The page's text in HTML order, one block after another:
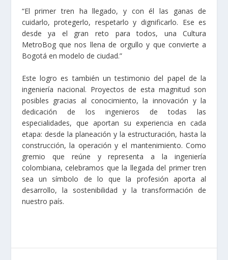
“El primer tren ha llegado, y con él las ganas de
cuidarlo, protegerlo, respetarlo y dignificarlo. Ese es
desde ya el gran reto para todos, una Cultura
MetroBog que nos llena de orgullo y que convierte a
Bogotá en modelo de ciudad.”
Este logro es también un testimonio del papel de la
ingeniería nacional. Proyectos de esta magnitud son
posibles gracias al conocimiento, la innovación y la
dedicación de los ingenieros de todas las
especialidades, que aportan su experiencia en cada
etapa: desde la planeación y la estructuración, hasta la
construcción, la operación y el mantenimiento. Como
gremio que reúne y representa a la ingeniería
colombiana, celebramos que la llegada del primer tren
sea un símbolo de lo que la profesión aporta al
desarrollo, la sostenibilidad y la transformación de
nuestro país.